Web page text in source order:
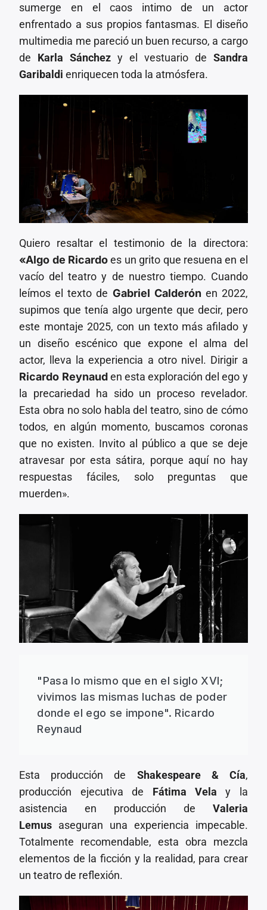
sumerge en el caos intimo de un actor
enfrentado a sus propios fantasmas. El diseño
multimedia me pareció un buen recurso, a cargo
de Karla Sánchezy el vestuario de Sandra
Garibaldi enriquecen toda la atmósfera.
Quiero resaltar el testimonio de la directora:
«Algo de Ricardoes un grito que resuena en el
vacío del teatro y de nuestro tiempo. Cuando
leímos el texto de Gabriel Calderón en 2022,
supimos que tenía algo urgente que decir, pero
este montaje 2025, con un texto más afilado y
un diseño escénico que expone el alma del
actor, lleva la experiencia a otro nivel. Dirigir a
Ricardo Reynauden esta exploración del ego y
la precariedad ha sido un proceso revelador.
Esta obra no solo habla del teatro, sino de cómo
todos, en algún momento, buscamos coronas
que no existen. Invito al público a que se deje
atravesar por esta sátira, porque aquí no hay
respuestas fáciles, solo preguntas que
muerden».
"Pasa lo mismo que en el siglo XVI;
vivimos las mismas luchas de poder
donde el ego se impone". Ricardo
Reynaud
Esta producción de Shakespeare & Cía,
producción ejecutiva de Fátima Vela y la
asistencia en producción de Valeria
Lemus aseguran una experiencia impecable.
Totalmente recomendable, esta obra mezcla
elementos de la ficción y la realidad, para crear
un teatro de reflexión.